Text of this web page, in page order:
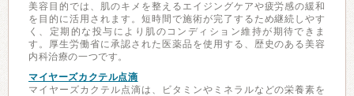
美容目的では、肌のキメを整えるエイジングケアや疲労感の緩和
を目的に活用されます。短時間で施術が完了するため継続しやす
く、定期的な投与により肌のコンディション維持が期待できま
す。厚生労働省に承認された医薬品を使用する、歴史のある美容
内科治療の一つです。
マイヤーズカクテル点滴
マイヤーズカクテル点滴は、ビタミンやミネラルなどの栄養素を